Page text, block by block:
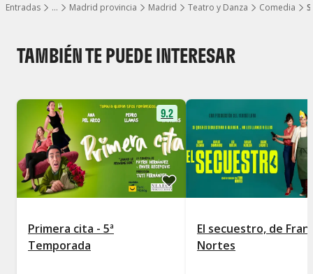
…
Mostrar todos los niveles
Entradas Madrid provincia Madrid Teatro y Danza Comedia
TAMBIÉN TE PUEDE INTERESAR
9.2
Primera cita - 5ª
Temporada
El secuestro, de Fran
Nortes